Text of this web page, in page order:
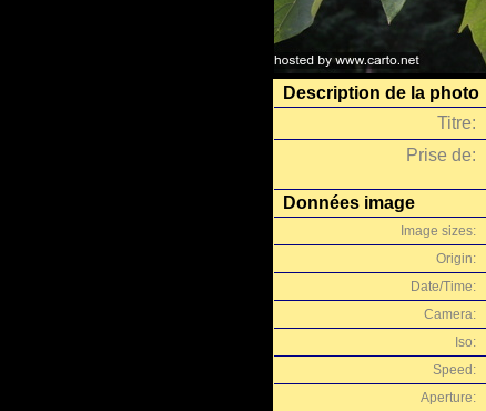
Description de la photo
Titre:
Prise de:
Données image
Image sizes:
Origin:
Date/Time:
Camera:
Iso:
Speed:
Aperture: